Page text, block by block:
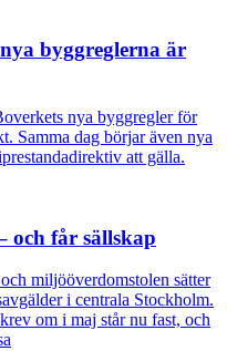
byggreglerna är
nya byggregler för
Samma dag börjar även nya
att gälla.
och får sällskap
miljööverdomstolen sätter
i centrala Stockholm.
om i maj står nu fast, och